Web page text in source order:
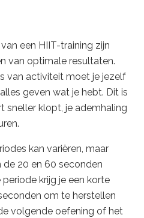
een HIIT-training zijn
van optimale resultaten.
van activiteit moet je jezelf
geven wat je hebt. Dit is
sneller klopt, je ademhaling
kan variëren, maar
20 en 60 seconden
krijg je een korte
om te herstellen
volgende oefening of het